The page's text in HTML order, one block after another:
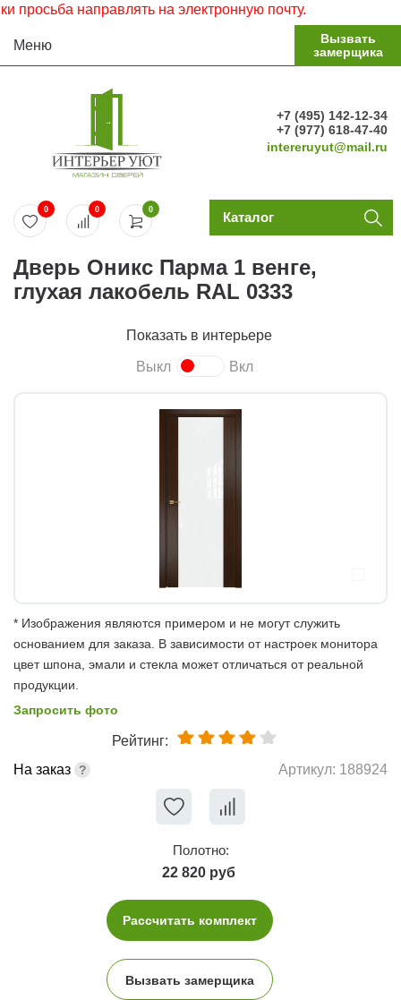
направлять на электронную почту.
Меню
Вызвать
замерщика
+7 (495) 142-12-34
+7 (977) 618-47-40
intereruyut@mail.ru
0
0 0 Каталог
Дверь Оникс Парма 1 венге,
глухая лакобель RAL 0333
Показать в интерьере
Выкл Вкл
* Изображения являются примером и не могут служить
основанием для заказа. В зависимости от настроек монитора
цвет шпона, эмали и стекла может отличаться от реальной
продукции.
Запросить фото
Рейтинг:
На заказ
Артикул: 188924
Полотно:
22 820 руб
Рассчитать комплект
Вызвать замерщика